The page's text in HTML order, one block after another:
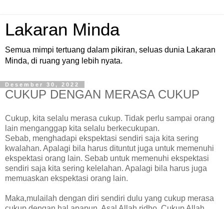
Lakaran Minda
Semua mimpi tertuang dalam pikiran, seluas dunia Lakaran
Minda, di ruang yang lebih nyata.
Desember 30, 2022
CUKUP DENGAN MERASA CUKUP
Cukup, kita selalu merasa cukup. Tidak perlu sampai orang
lain menganggap kita selalu berkecukupan.
Sebab, menghadapi ekspektasi sendiri saja kita sering
kwalahan. Apalagi bila harus dituntut juga untuk memenuhi
ekspektasi orang lain. Sebab untuk memenuhi ekspektasi
sendiri saja kita sering kelelahan. Apalagi bila harus juga
memuaskan ekspektasi orang lain.
Maka,mulailah dengan diri sendiri dulu yang cukup merasa